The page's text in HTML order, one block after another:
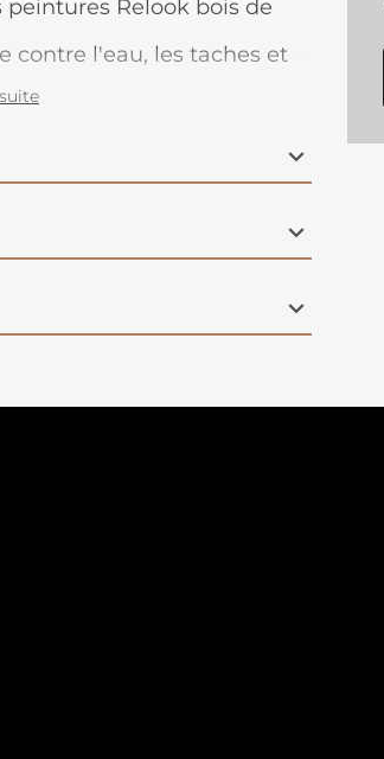
Relook bois de
contre l'eau, les taches et